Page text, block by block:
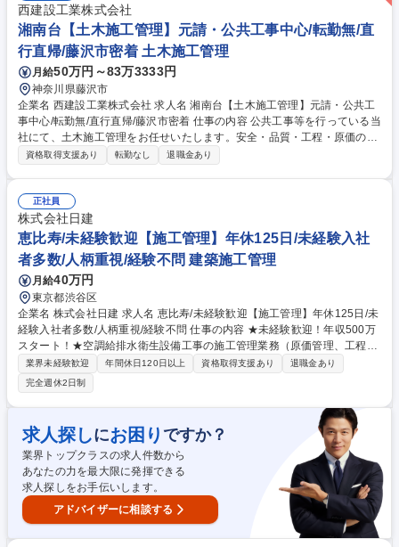
成、竣工引渡し対応を担っていただきます。■地域のランドマークとなる
案件にも携わります。■地域密着型企業ならではの意思決定スピードがあ
り、裁量を持って本質的な業務に集中できる環境です。【業務内容の変更
範囲】当社の指定する業務 募集職種 湘南台【建築施工管理】元請・公共
工事中心/転勤無/直行直帰/藤沢市密着
西建設工業株式会社
湘南台【土木施工管理】元請・公共工事中心/転勤無/直
行直帰/藤沢市密着 土木施工管理
月給50万円～83万3333円
神奈川県藤沢市
企業名 西建設工業株式会社 求人名 湘南台【土木施工管理】元請・公共工
事中心/転勤無/直行直帰/藤沢市密着 仕事の内容 公共工事等を行っている当
社にて、土木施工管理をお任せいたします。安全・品質・工程・原価の管
理を通じ案件の円滑な進行を担っていただきます。地域社会のインフラ整
ます。■発注者との打ち合わせや協力会社との調整、各種書類作成、竣工
引渡し対応を担っていただきます。■地域のインフラを支える重要な案件
に携わります。■地域密着型企業ならではの意思決定スピードがあり、裁
量を持って本質的な業務に集中できる環境です。【業務内容の変更範囲】
当社の指定する業務 募集職種 湘南台【土木施工管理】元請・公共工事中
心/転勤無/直行直帰/藤沢市密着
資格取得支援あり 転勤なし 退職金あり
正社員
株式会社日建
恵比寿/未経験歓迎【施工管理】年休125日/未経験入社
者多数/人柄重視/経験不問 建築施工管理
月給40万円
東京都渋谷区
企業名 株式会社日建 求人名 恵比寿/未経験歓迎【施工管理】年休125日/未
経験入社者多数/人柄重視/経験不問 仕事の内容 ★未経験歓迎！年収500万
スタート！★空調給排水衛生設備工事の施工管理業務（原価管理、工程管
理、品質管理）をお任せします。事業所から通勤可能な範囲で案件を請け
負うため、宿泊を伴う出張などはありません。 【詳細】■施工図の作成■
各種書類の作成■施主・設計事務所様との打ち合わせ■協力会社様との打合
せ調整■工事の安全管理 など 【やりがい】現場が完成するまでの過程で、
自分のイメージ通りで進められた時にやりがいを感じます！ ※変更の範
囲：当面変更なし 募集職種 恵比寿/未経験歓迎【施工管理】年休125日/未
経験入社者多数/人柄重視/経験不問
業界未経験歓迎 年間休日120日以上 資格取得支援あり
退職金あり
完全週休2日制
求人探しにお困り ですか？
業界トップクラスの求人件数から
あなたの力を最大限に発揮できる
求人探しをお手伝いします。
アドバイザーに相談する